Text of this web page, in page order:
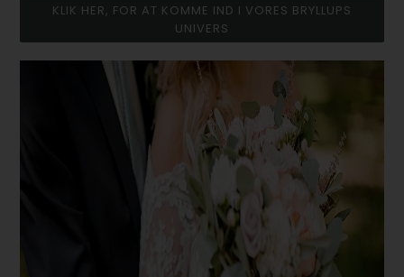
KLIK HER, FOR AT KOMME IND I VORES BRYLLUPS
UNIVERS